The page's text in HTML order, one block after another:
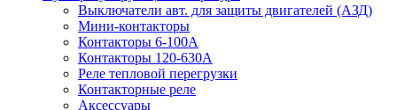
Выключатели авт. для защиты двигателей (АЗД)
Мини-контакторы
Контакторы 6-100А
Контакторы 120-630A
Реле тепловой перегрузки
Контакторные реле
Аксессуары